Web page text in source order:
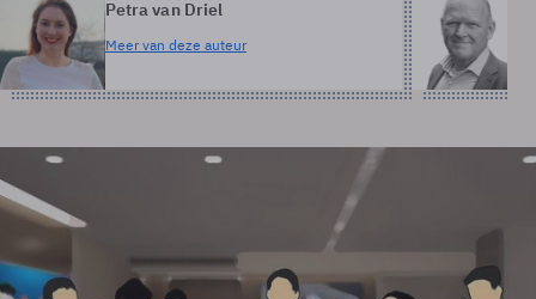
Petra van Driel
Meer van deze auteur